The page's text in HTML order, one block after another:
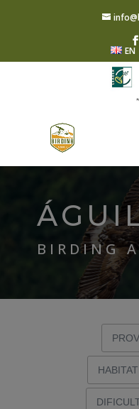
EN
BIRDING